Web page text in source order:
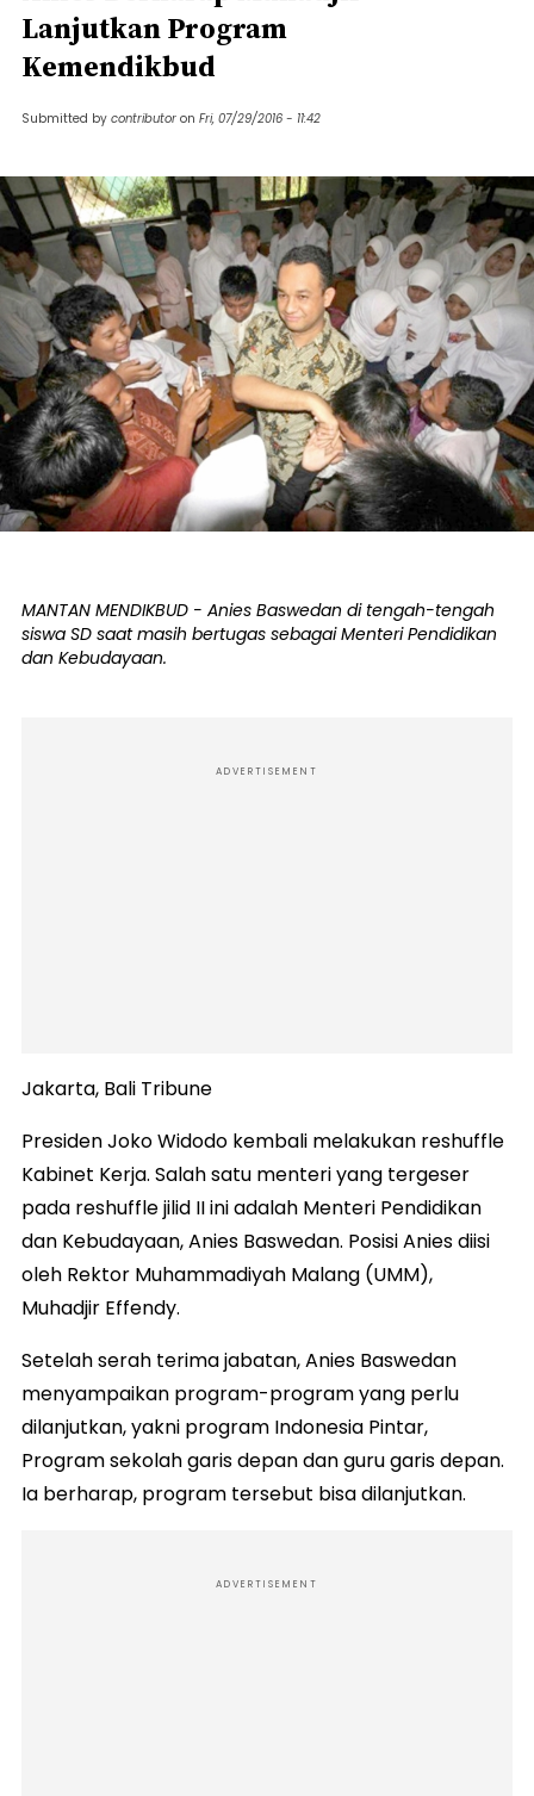
Lanjutkan Program
Kemendikbud
Submitted by contributor on Fri, 07/29/2016 - 11:42
MANTAN MENDIKBUD - Anies Baswedan di tengah-tengah
siswa SD saat masih bertugas sebagai Menteri Pendidikan
dan Kebudayaan.
ADVERTISEMENT
Jakarta, Bali Tribune
Presiden Joko Widodo kembali melakukan reshuffle
Kabinet Kerja. Salah satu menteri yang tergeser
pada reshuffle jilid II ini adalah Menteri Pendidikan
dan Kebudayaan, Anies Baswedan. Posisi Anies diisi
oleh Rektor Muhammadiyah Malang (UMM),
Muhadjir Effendy.
Setelah serah terima jabatan, Anies Baswedan
menyampaikan program-program yang perlu
dilanjutkan, yakni program Indonesia Pintar,
Program sekolah garis depan dan guru garis depan.
Ia berharap, program tersebut bisa dilanjutkan.
ADVERTISEMENT